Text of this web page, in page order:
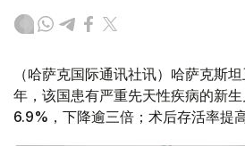
（哈萨克国际通讯社讯）哈萨克斯
年，该国患有严重先天性疾病的新
6.9%，下降逾三倍；术后存活率提